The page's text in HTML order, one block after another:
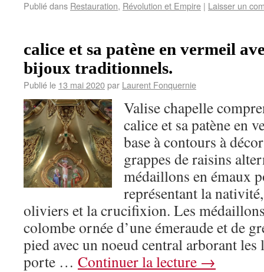
Publié dans Restauration, Révolution et Empire | Laisser un
calice et sa patène en vermeil
bijoux traditionnels.
Publié le 13 mai 2020par Laurent Fonquernie
Valise chapelle
calice et sa patène en
base à contours à
grappes de raisins
médaillons en émaux
représentant la
oliviers et la crucifixion. Les
colombe ornée d’une émeraude et de
pied avec un noeud central arborant
porte … Continuer la lecture →